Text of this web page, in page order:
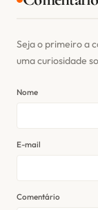
Seja o primeiro a
uma curiosidade
Nome
E-mail
Comentário